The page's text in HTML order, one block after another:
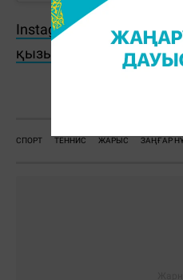
Instagram
қызықты ақпараттарды
СПОРТ ТЕННИС ЖАРЫС ЗАҢҒАР